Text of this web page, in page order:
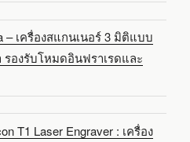
– เครื่องสแกนเนอร์ 3 มิติแบบ
องรับโหมดอินฟราเรดและ
T1 Laser Engraver : เครื่อง